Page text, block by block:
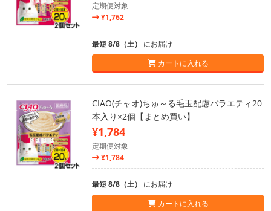
定期便対象
¥1,762
最短 8/8（土） にお届け
カートに入れる
CIAO(チャオ)ちゅ～る毛玉配慮バラエティ20
本入り×2個【まとめ買い】
¥1,784
定期便対象
¥1,784
最短 8/8（土） にお届け
カートに入れる